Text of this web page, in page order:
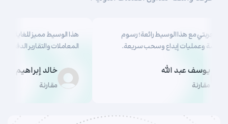
كانت تجربتي مع هذا الوسيط رائعة؛ رسوم
منخفضة وعمليات إيداع وسحب سريعة.
يوسف عبد الله
مقارنة
هذا الوسيط مميز للغاية.
المعاملات والتقارير
خالد إبراهيم
مقارنة